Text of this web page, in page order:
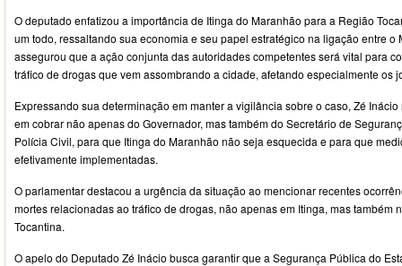
O deputado enfatizou a importância de Itinga do Maranhão para a Região
um todo, ressaltando sua economia e seu papel estratégico na ligação entre o
assegurou que a ação conjunta das autoridades competentes será vital para
tráfico de drogas que vem assombrando a cidade, afetando especialmente os
Expressando sua determinação em manter a vigilância sobre o caso, Zé
em cobrar não apenas do Governador, mas também do Secretário de
Polícia Civil, para que Itinga do Maranhão não seja esquecida e para que
efetivamente implementadas.
O parlamentar destacou a urgência da situação ao mencionar recentes
mortes relacionadas ao tráfico de drogas, não apenas em Itinga, mas também
Tocantina.
O apelo do Deputado Zé Inácio busca garantir que a Segurança Pública do